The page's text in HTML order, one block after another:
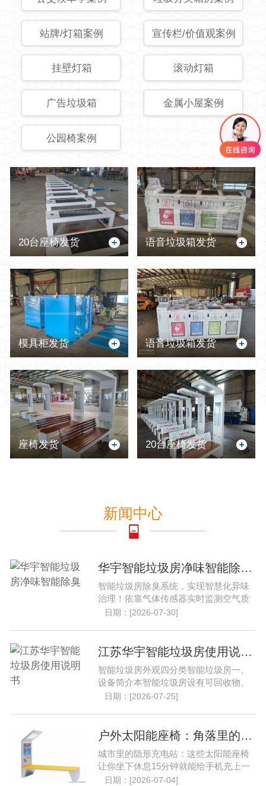
站牌/灯箱案例 宣传栏/价值观案例
挂壁灯箱 滚动灯箱
广告垃圾箱 金属小屋案例
公园椅案例
20台座椅发货 语音垃圾箱发货
模具柜发货 语音垃圾箱发货
座椅发货 20台座椅发货
新闻中心
华宇智能垃圾房净味智能除臭..
智能垃圾房除臭系统，实现智慧化异味
治理！依靠气体传感器实时监测空气质
量，自动启停净化设备。......
日期：[2026-07-30]
江苏华宇智能垃圾房使用说明书..
智能垃圾房外观四分类智能垃圾房一、
设备简介本智能垃圾房设有可回收物、
厨余垃圾、有害垃圾、其......
日期：[2026-07-25]
户外太阳能座椅：角落里的隐形充电站..
城市里的隐形充电站：这些太阳能座椅
让你坐下休息15分钟就能给手机充上一
半的电，阴雨天也能用，......
日期：[2026-07-04]